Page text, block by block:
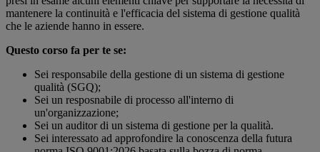
mantenere la continuità e l'efficacia del sistema di gestione qualità
che le aziende hanno in essere.
Questo corso fa per te se:
Sei responsabile della gestione di un sistema di gestione
qualità (SGQ);
Sei un resposnabile di processo all'interno di
un'organizzazione;
Sei un auditor di un sistema di gestione per la qualità.
Sei interessato ad approfondire la conoscenza della futura